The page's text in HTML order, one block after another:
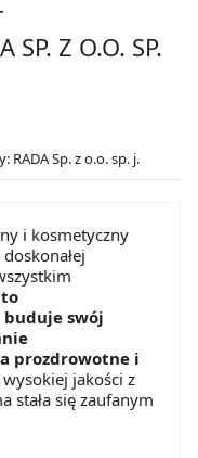
SP. Z O.O. SP.
Sp. z o.o. sp. j.
i kosmetyczny
to
swój
prozdrowotne i
wysokiej jakości z
stała się zaufanym